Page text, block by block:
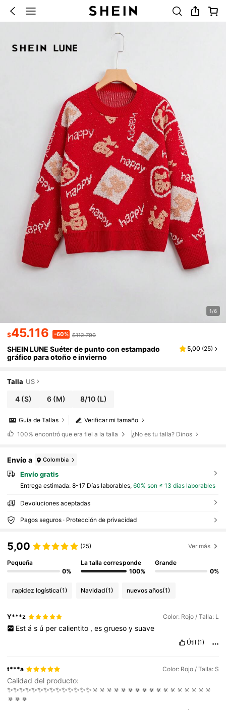
1/6
$45.116 -60% $112.790
SHEIN LUNE Suéter de punto con estampado
gráfico para otoño e invierno
5,00 (25)
Talla US
4 (S) 6 (M) 8/10(L)
Verificar mi tamaño
Guía de Tallas
100% encontró que era fiel a la talla ¿No es tu talla? Dinos
Envío a Colombia
Envío gratis
Entrega estimada: 8-17 Días laborables, 60% son ≤ 13 días laborables
Devoluciones aceptadas
Pagos seguros · Protección de privacidad
5,00 (25) Ver más
Pequeña
0%
La talla corresponde
100%
Grande
0%
rapidez logística(1) Navidad(1) nuevos años(1)
Y***z Color: Rojo / Talla: L
Est á s ú per calientito , es grueso y suave
Útil (1)
t***a Color: Rojo / Talla: S
Calidad del producto:
✨️✨️✨️✨️✨️✨️✨️✨️✨️✨️✨️✨️✨️✨️🔅🔅🔅🔅🔅🔅🔅🔅🔅🔅🔅🔅🔅🔅🔅🔅🔅
🔅🔅🔅